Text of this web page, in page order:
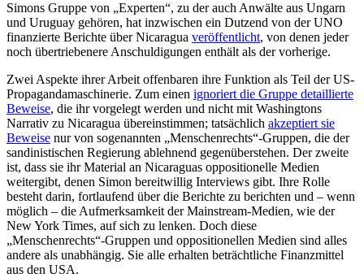
Simons Gruppe von „Experten“, zu der auch Anwälte aus Ungarn
und Uruguay gehören, hat inzwischen ein Dutzend von der UNO
finanzierte Berichte über Nicaragua veröffentlicht, von denen jeder
noch übertriebenere Anschuldigungen enthält als der vorherige.
Zwei Aspekte ihrer Arbeit offenbaren ihre Funktion als Teil der US-
Propagandamaschinerie. Zum einen ignoriert die Gruppe detaillierte
Beweise, die ihr vorgelegt werden und nicht mit Washingtons
Narrativ zu Nicaragua übereinstimmen; tatsächlich akzeptiert sie
Beweise nur von sogenannten „Menschenrechts“-Gruppen, die der
sandinistischen Regierung ablehnend gegenüberstehen. Der zweite
ist, dass sie ihr Material an Nicaraguas oppositionelle Medien
weitergibt, denen Simon bereitwillig Interviews gibt. Ihre Rolle
besteht darin, fortlaufend über die Berichte zu berichten und – wenn
möglich – die Aufmerksamkeit der Mainstream-Medien, wie der
New York Times, auf sich zu lenken. Doch diese
„Menschenrechts“-Gruppen und oppositionellen Medien sind alles
andere als unabhängig. Sie alle erhalten beträchtliche Finanzmittel
aus den USA.